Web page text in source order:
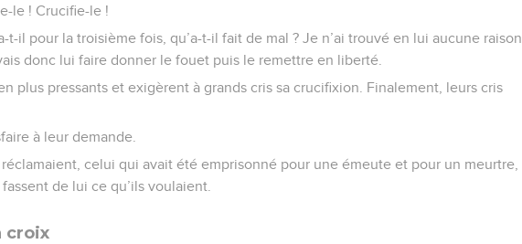
le ! Crucifie-le !
il pour la troisième fois, qu’a-t-il fait de mal ? Je n’ai trouvé en lui aucune raison
donc lui faire donner le fouet puis le remettre en liberté.
plus pressants et exigèrent à grands cris sa crucifixion. Finalement, leurs cris
à leur demande.
celui qui avait été emprisonné pour une émeute et pour un meurtre,
de lui ce qu’ils voulaient.
croix